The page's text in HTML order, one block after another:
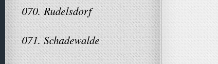
070. Rudelsdorf
071. Schadewalde